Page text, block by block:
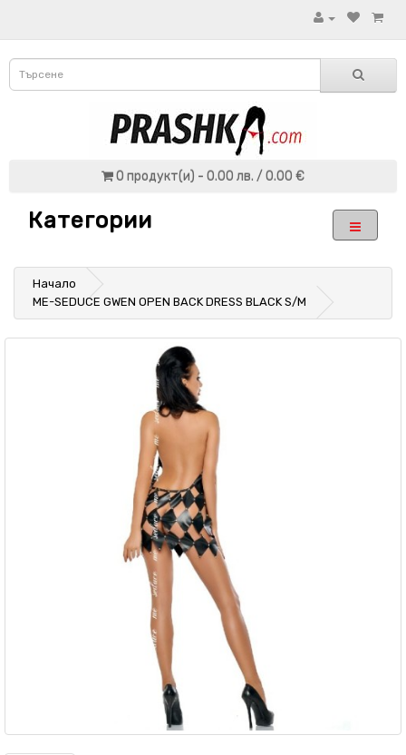
0 продукт(и) - 0.00 лв. / 0.00 €
Категории
Начало
ME-SEDUCE GWEN OPEN BACK DRESS BLACK S/M